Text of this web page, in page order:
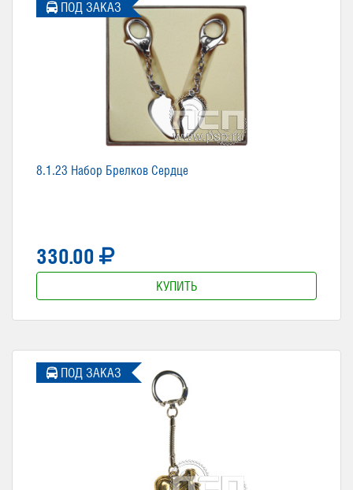
8.1.23 Набор Брелков Сердце
330.00
КУПИТЬ
ПОД ЗАКАЗ
ПОД ЗАКАЗ